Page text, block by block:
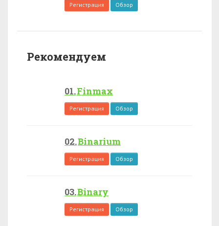
Регистрация Обзор
Рекомендуем
Finmax
Регистрация Обзор
Binarium
Регистрация Обзор
Binary
Регистрация Обзор